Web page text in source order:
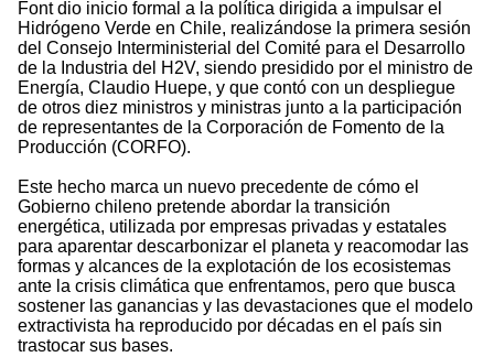
Font dio inicio formal a la política dirigida a impulsar el
Hidrógeno Verde en Chile, realizándose la primera sesión
del Consejo Interministerial del Comité para el Desarrollo
de la Industria del H2V, siendo presidido por el ministro de
Energía, Claudio Huepe, y que contó con un despliegue
de otros diez ministros y ministras junto a la participación
de representantes de la Corporación de Fomento de la
Producción (CORFO).
Este hecho marca un nuevo precedente de cómo el
Gobierno chileno pretende abordar la transición
energética, utilizada por empresas privadas y estatales
para aparentar descarbonizar el planeta y reacomodar las
formas y alcances de la explotación de los ecosistemas
ante la crisis climática que enfrentamos, pero que busca
sostener las ganancias y las devastaciones que el modelo
extractivista ha reproducido por décadas en el país sin
trastocar sus bases.